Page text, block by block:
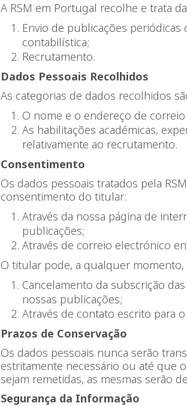
A RSM em Portugal recolhe e trata
Envio de publicações
contabilística;
Recrutamento.
Dados Pessoais Recolhidos
As categorias de dados recolhidos
O nome e o endereço de
As habilitações académicas,
relativamente ao recrutamento.
Consentimento
Os dados pessoais tratados pela
consentimento do titular:
Através da nossa página de
publicações;
Através de correio electrónico
O titular pode, a qualquer
Cancelamento da subscrição
nossas publicações;
Através de contato escrito para
Prazos de Conservação
Os dados pessoais nunca serão
estritamente necessário ou até que
sejam remetidas, as mesmas serão
Segurança da Informação